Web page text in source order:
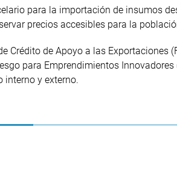
para la importación de insumos
precios accesibles para la
Crédito de Apoyo a las Exportaciones
para Emprendimientos Innovadores
interno y externo.